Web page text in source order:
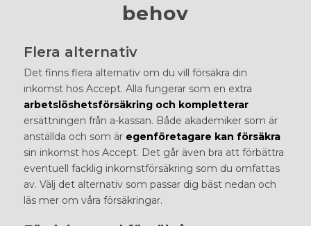
behov
Flera alternativ
Det finns flera alternativ om du vill försäkra din
inkomst hos Accept. Alla fungerar som en extra
arbetslöshetsförsäkring och kompletterar
ersättningen från a-kassan. Både akademiker som är
anställda och som är egenföretagare kan försäkra
sin inkomst hos Accept. Det går även bra att förbättra
eventuell facklig inkomstförsäkring som du omfattas
av. Välj det alternativ som passar dig bäst nedan och
läs mer om våra försäkringar.